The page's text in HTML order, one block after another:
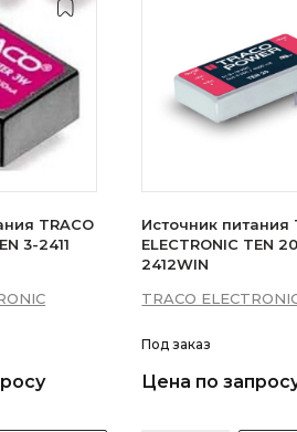
TRACO
3-2411
Источник питания
ELECTRONIC TEN
2412WIN
TRACO
Под заказ
Цена по